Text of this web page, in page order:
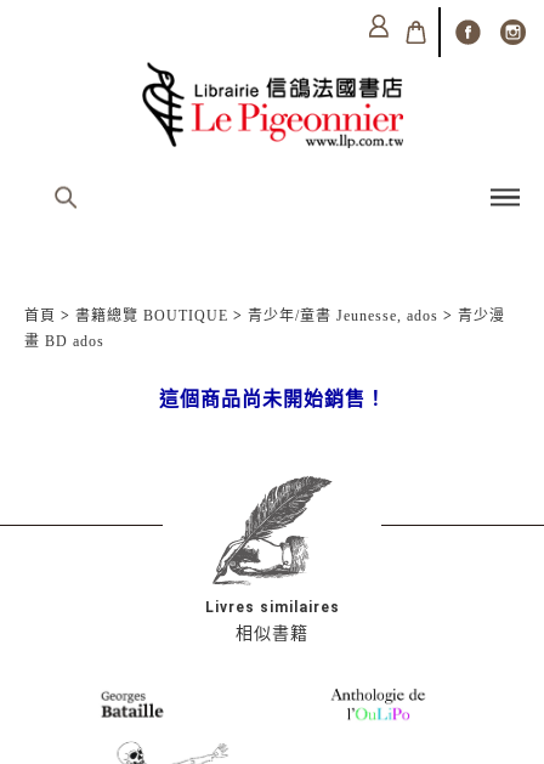
首頁 > 書籍總覽 BOUTIQUE > 青少年/童書 Jeunesse, ados > 青少漫
畫 BD ados
這個商品尚未開始銷售！
相似書籍
Livres similaires